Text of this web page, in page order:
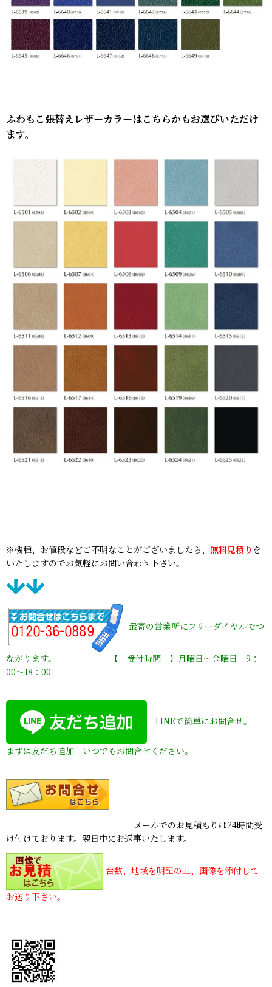
ふわもこ張替えレザーカラーはこちらかもお選びいただけ
ます。
※機種、お値段などご不明なことがございましたら、 無料見積り を
いたしますのでお気軽にお問い合わせ下さい。
最寄の営業所にフリーダイヤルでつ
ながります。 【 受付時間 】月曜日〜金曜日 9：
00〜18：00
LINEで簡単にお問合せ。
まずは友だち追加！いつでもお問合せください。
メールでのお見積もりは24時間受
け付けております。翌日中にお返事いたします。
台数、地域を明記の上、画像を添付して
お送り下さい。